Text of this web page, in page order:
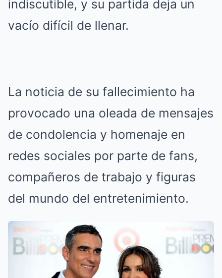
indiscutible, y su partida deja un
vacío difícil de llenar.
La noticia de su fallecimiento ha
provocado una oleada de mensajes
de condolencia y homenaje en
redes sociales por parte de fans,
compañeros de trabajo y figuras
del mundo del entretenimiento.